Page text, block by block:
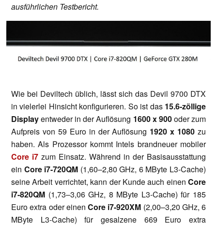
ausführlichen Testbericht.
Wie bei Deviltech üblich, lässt sich das Devil 9700 DTX
in vielerlei Hinsicht konfigurieren. So ist das 15.6-zöllige
Displayentweder in der Auflösung 1600 x 900oder zum
Aufpreis von 59 Euro in der Auflösung 1920 x 1080 zu
haben. Als Prozessor kommt Intels brandneuer mobiler
Core i7 zum Einsatz. Während in der Basisausstattung
ein Core i7-720QM (1,60–2,80 GHz, 6 MByte L3-Cache)
seine Arbeit verrichtet, kann der Kunde auch einen Core
i7-820QM (1,73–3,06 GHz, 8 MByte L3-Cache) für 185
Euro extra oder einen Core i7-920XM (2,00–3,20 GHz, 6
MByte L3-Cache) für gesalzene 669 Euro extra